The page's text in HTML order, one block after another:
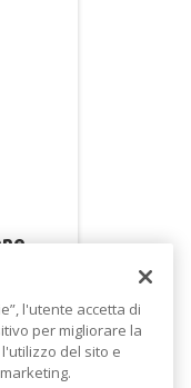
l'utente accetta di
per migliorare la
del sito e